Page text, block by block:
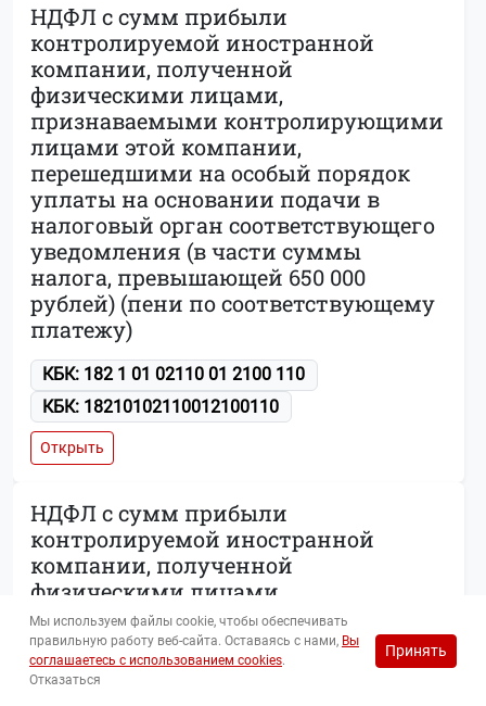
НДФЛ с сумм прибыли
контролируемой иностранной
компании, полученной
физическими лицами,
признаваемыми контролирующими
лицами этой компании,
перешедшими на особый порядок
уплаты на основании подачи в
налоговый орган соответствующего
уведомления (в части суммы
налога, превышающей 650 000
рублей) (пени по соответствующему
платежу)
КБК: 182 1 01 02110 01 2100 110
КБК: 18210102110012100110
Открыть
НДФЛ с сумм прибыли
контролируемой иностранной
компании, полученной
физическими лицами,
признаваемыми контролирующими
лицами этой компании,
перешедшими на особый порядок
Мы используем файлы cookie, чтобы обеспечивать
правильную работу веб-сайта. Оставаясь с нами, Вы
соглашаетесь с использованием cookies.
Отказаться
Принять